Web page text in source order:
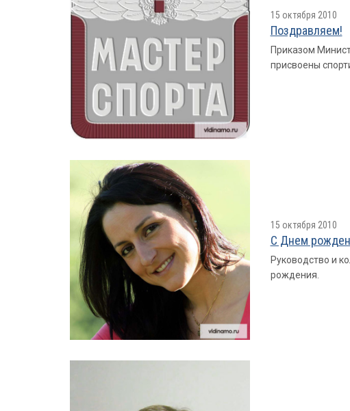
15 октября 2010
Поздравляем!
Приказом
присвоены
15 октября 2010
С Днем
Руководство и
рождения.